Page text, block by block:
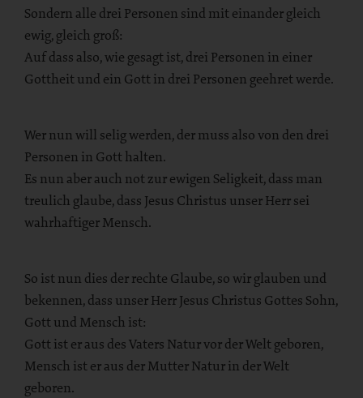
Sondern alle drei Personen sind mit einander gleich
ewig, gleich groß:
Auf dass also, wie gesagt ist, drei Personen in einer
Gottheit und ein Gott in drei Personen geehret werde.
Wer nun will selig werden, der muss also von den drei
Personen in Gott halten.
Es nun aber auch not zur ewigen Seligkeit, dass man
treulich glaube, dass Jesus Christus unser Herr sei
wahrhaftiger Mensch.
So ist nun dies der rechte Glaube, so wir glauben und
bekennen, dass unser Herr Jesus Christus Gottes Sohn,
Gott und Mensch ist:
Gott ist er aus des Vaters Natur vor der Welt geboren,
Mensch ist er aus der Mutter Natur in der Welt
geboren.